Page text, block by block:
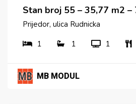
Stan broj 55 – 35,77 m2 –
Prijedor, ulica Rudnicka
1
1 1
MB MODUL